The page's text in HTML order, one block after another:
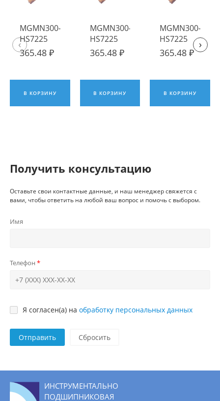
MGMN300-T-
HS7225
Пластина
365.48 ₽
В КОРЗИНУ
MGMN300-M-
HS7225
Пластина
365.48 ₽
В КОРЗИНУ
MGMN300-G-
HS7225
Пластина
365.48 ₽
В КОРЗИНУ
‹ ›
Получить консультацию
Оставьте свои контактные данные, и наш менеджер свяжется с
вами, чтобы ответить на любой ваш вопрос и помочь с выбором.
Имя
Телефон
Я согласен(а) на обработку персональных данных
Отправить
ИНСТРУМЕНТАЛЬНО
ПОДШИПНИКОВАЯ